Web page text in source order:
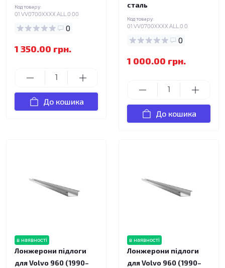
Код товару:
01.VV0700XXXX.ALL.0.00
0
1 350.00 грн.
До кошика
сталь
Код товару:
01.VV0700XXXX.ALL.0.0
0
1 000.00 грн.
До кошика
в наявності
Лонжерони підлоги
для Volvo 960 (1990–
в наявності
Лонжерони підлоги
для Volvo 960 (1990–